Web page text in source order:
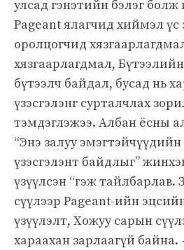
улсад гэнэтийн бэлэг болж
Pageant ялагчид хиймэл үс
оролцогчид
хязгаарлагдмал,
бүтээлч байдал, бусад нь
үзэсгэлэнг сурталчлах
тэмдэглэжээ. Албан ёсны
“Энэ залуу
үзэсгэлэнт байдлыг”
үзүүлсэн “гэж тайлбарлав.
сүүлээр Pageant-ийн
үзүүлэлт, Хожуу сарын
хараахан зарлаагүй байна.